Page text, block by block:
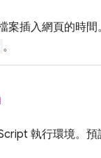
案插入網頁的時
。
執行環境。預